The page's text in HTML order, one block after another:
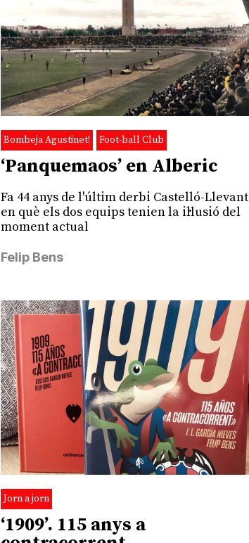
Bombeja Agustinet! Foot-ball Club
‘Panquemaos’ en Alberic
Fa 44 anys de l'últim derbi Castelló-Llevant
en què els dos equips tenien la il·lusió del
moment actual
Felip Bens
Jorn a jorn
‘​1909’. 115 anys a